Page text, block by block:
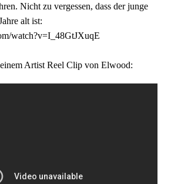
Nicht zu vergessen, dass der junge
alt ist:
watch?v=I_48GtJXuqE
Artist Reel Clip von Elwood: